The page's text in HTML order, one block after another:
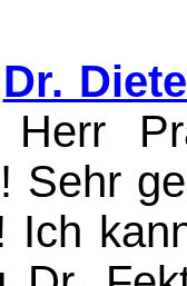
Dr.
Herr
Sehr
Ich